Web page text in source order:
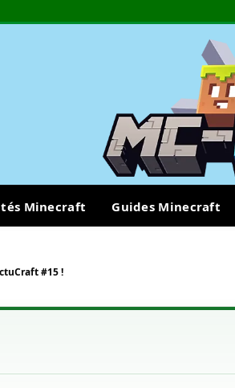
Minecraft Guides Minecraft
#15 !